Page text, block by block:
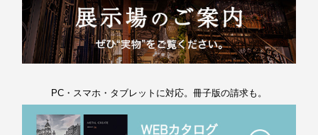
PC・スマホ・タブレットに対応。冊子版の請求も。